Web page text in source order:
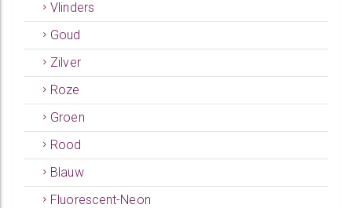
Vlinders
Goud
Zilver
Roze
Groen
Rood
Blauw
Fluorescent-Neon